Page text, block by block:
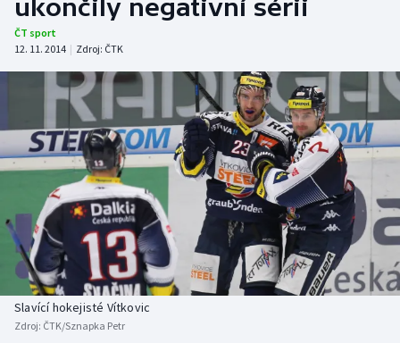
Tenis
Atletika
Cyklistika
DALŠÍ SPORTY
Americký fotbal
Baseball a softbal
Basketbal
Biatlon
NEPŘEHLÉDNĚTE
Soutěže
Historické návraty
Aplikace ČT sport
ukončily negativní sérii
ČT sport
12. 11. 2014 | Zdroj: ČTK
Slavící hokejisté Vítkovic
Zdroj: ČTK/Sznapka Petr